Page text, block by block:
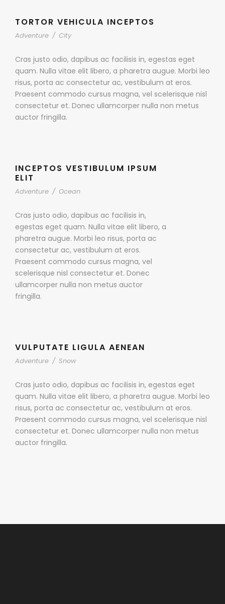
TORTOR VEHICULA INCEPTOS
Adventure / City
Cras justo odio, dapibus ac facilisis in, egestas eget
quam. Nulla vitae elit libero, a pharetra augue. Morbi leo
risus, porta ac consectetur ac, vestibulum at eros.
Praesent commodo cursus magna, vel scelerisque nisl
consectetur et. Donec ullamcorper nulla non metus
auctor fringilla.
INCEPTOS VESTIBULUM IPSUM
ELIT
Adventure / Ocean
Cras justo odio, dapibus ac facilisis in,
egestas eget quam. Nulla vitae elit libero, a
pharetra augue. Morbi leo risus, porta ac
consectetur ac, vestibulum at eros.
Praesent commodo cursus magna, vel
scelerisque nisl consectetur et. Donec
ullamcorper nulla non metus auctor
fringilla.
VULPUTATE LIGULA AENEAN
Adventure / Snow
Cras justo odio, dapibus ac facilisis in, egestas eget
quam. Nulla vitae elit libero, a pharetra augue. Morbi leo
risus, porta ac consectetur ac, vestibulum at eros.
Praesent commodo cursus magna, vel scelerisque nisl
consectetur et. Donec ullamcorper nulla non metus
auctor fringilla.